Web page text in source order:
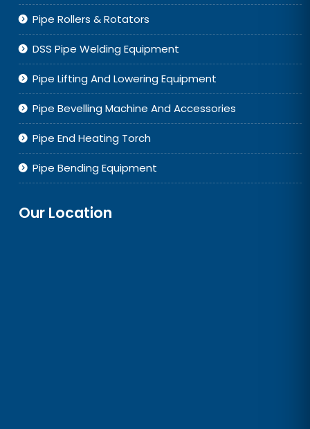
Pipe Rollers & Rotators
DSS Pipe Welding Equipment
Pipe Lifting And Lowering Equipment
Pipe Bevelling Machine And Accessories
Pipe End Heating Torch
Pipe Bending Equipment
Our Location